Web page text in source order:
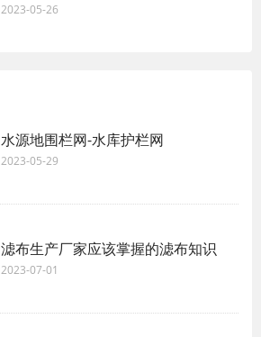
2023-05-26
水源地围栏网-水库护栏网
2023-05-29
滤布生产厂家应该掌握的滤布知识
2023-07-01